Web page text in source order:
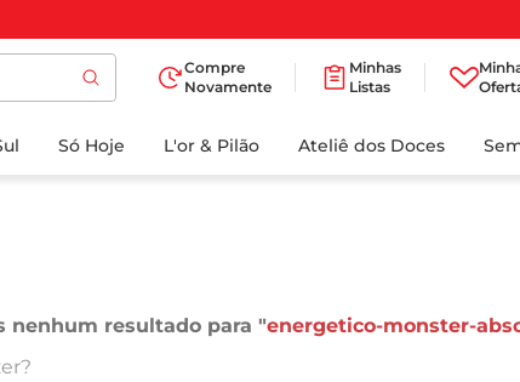
Compre
Novamente
Minhas
Listas
Só Hoje L'or & Pilão Ateliê dos Doces
nenhum resultado para "energetico-monster-
BUSCADOS